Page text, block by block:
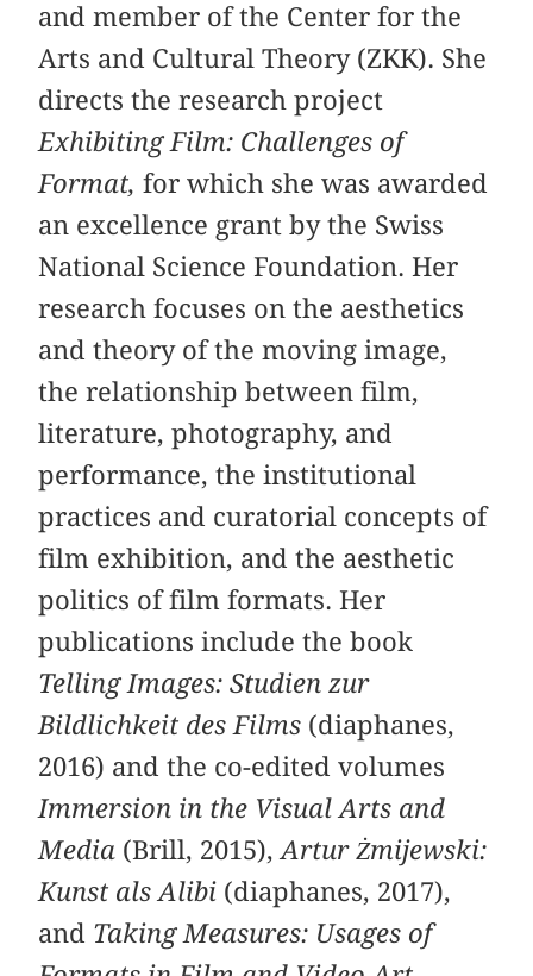
and member of the Center for the
Arts and Cultural Theory (ZKK). She
directs the research project
Exhibiting Film: Challenges of
Format, for which she was awarded
an excellence grant by the Swiss
National Science Foundation. Her
research focuses on the aesthetics
and theory of the moving image,
the relationship between film,
literature, photography, and
performance, the institutional
practices and curatorial concepts of
film exhibition, and the aesthetic
politics of film formats. Her
publications include the book
Telling Images: Studien zur
Bildlichkeit des Films (diaphanes,
2016) and the co-edited volumes
Immersion in the Visual Arts and
Media (Brill, 2015),Artur Żmijewski:
Kunst als Alibi (diaphanes, 2017),
and Taking Measures: Usages of